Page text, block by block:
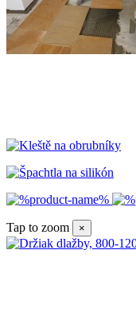
Tap to zoom ×